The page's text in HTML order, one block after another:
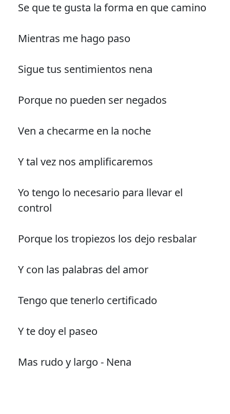
Se que te gusta la forma en que camino
Mientras me hago paso
Sigue tus sentimientos nena
Porque no pueden ser negados
Ven a checarme en la noche
Y tal vez nos amplificaremos
Yo tengo lo necesario para llevar el
control
Porque los tropiezos los dejo resbalar
Y con las palabras del amor
Tengo que tenerlo certificado
Y te doy el paseo
Mas rudo y largo - Nena